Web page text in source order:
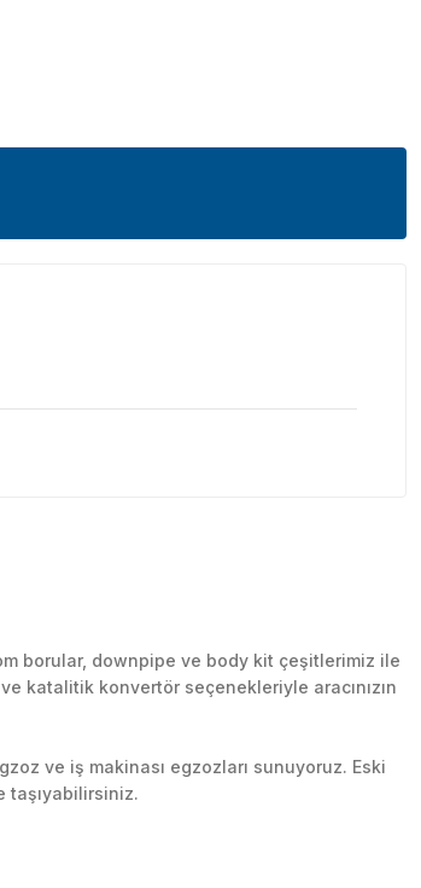
borular, downpipe ve body kit çeşitlerimiz ile
katalitik konvertör seçenekleriyle aracınızın
ve iş makinası egzozları sunuyoruz. Eski
taşıyabilirsiniz.